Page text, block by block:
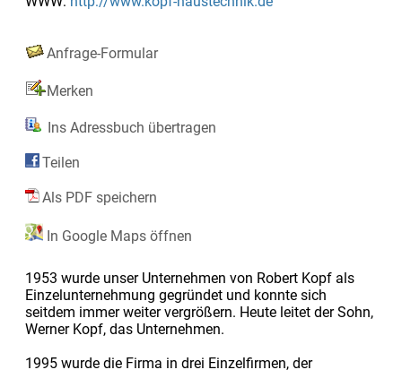
Anfrage-Formular
Merken
Ins Adressbuch übertragen
Teilen
Als PDF speichern
In Google Maps öffnen
1953 wurde unser Unternehmen von Robert Kopf als
Einzelunternehmung gegründet und konnte sich
seitdem immer weiter vergrößern. Heute leitet der Sohn,
Werner Kopf, das Unternehmen.
1995 wurde die Firma in drei Einzelfirmen, der